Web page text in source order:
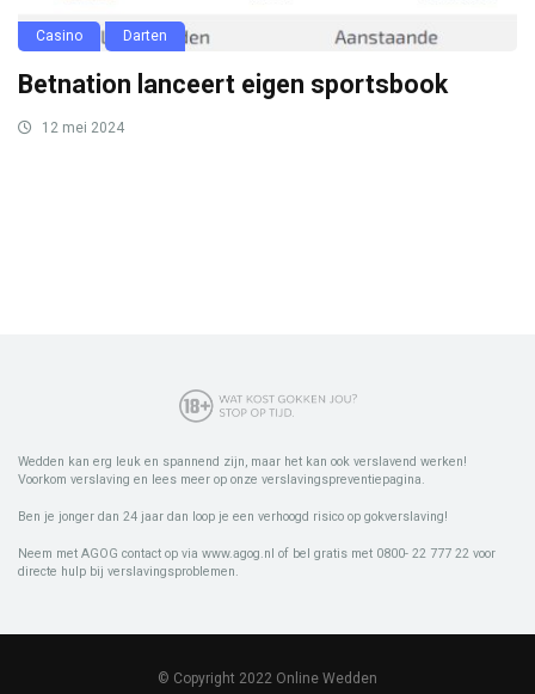
Casino Darten
Betnation lanceert eigen sportsbook
12 mei 2024
Wedden kan erg leuk en spannend zijn, maar het kan ook verslavend werken!
Voorkom verslaving en lees meer op onze verslavingspreventiepagina.
Ben je jonger dan 24 jaar dan loop je een verhoogd risico op gokverslaving!
Neem met AGOG contact op via www.agog.nl of bel gratis met 0800- 22 777 22 voor
directe hulp bij verslavingsproblemen.
© Copyright 2022 Online Wedden